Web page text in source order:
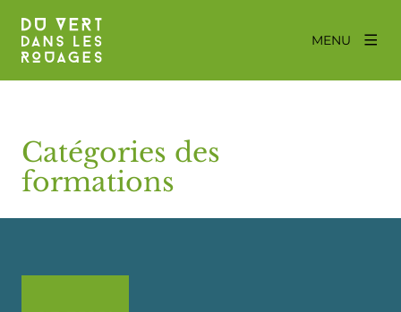
MENU
Catégories des
formations